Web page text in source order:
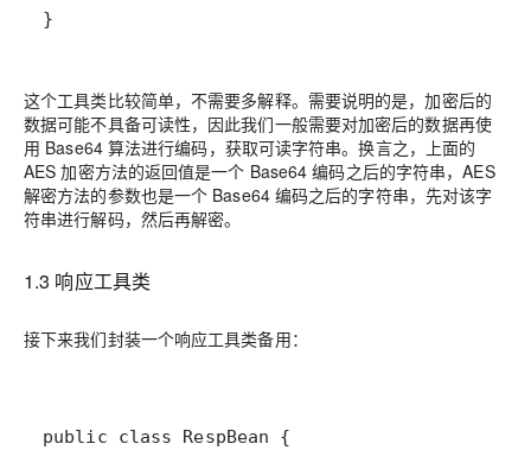
}
这个工具类比较简单，不需要多解释。需要说明的是，加密后的
数据可能不具备可读性，因此我们一般需要对加密后的数据再使
用 Base64 算法进行编码，获取可读字符串。换言之，上面的
AES 加密方法的返回值是一个 Base64 编码之后的字符串，AES
解密方法的参数也是一个 Base64 编码之后的字符串，先对该字
符串进行解码，然后再解密。
1.3 响应工具类
接下来我们封装一个响应工具类备用：